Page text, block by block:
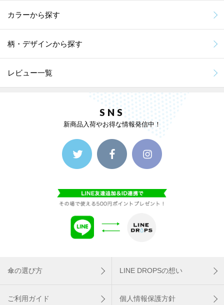
カラーから探す
柄・デザインから探す
レビュー一覧
SNS
新商品入荷やお得な情報発信中！
傘の選び方 LINE DROPSの想い
ご利用ガイド 個人情報保護方針